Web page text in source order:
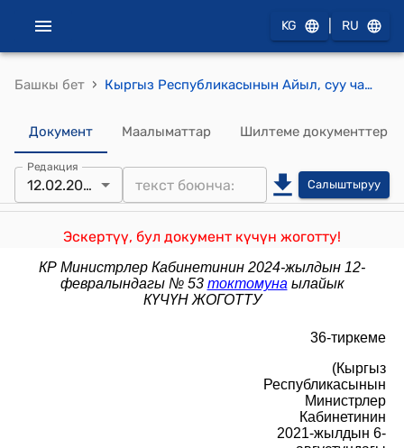
KG RU
Башкы бет › Кыргыз Республикасынын Айыл, суу чарба жана аймактарды өнүктүрүү министрлигине караштуу Жер ресурстары боюнча мамлекеттик агенттиктин алдындагы "Кыргызмамжердолбоорлоо" жерге жайгаштыруу мамлекеттик долбоорлоо институту" мамлекеттик ишканасынын УСТАВЫ (Кыргыз Республикасынын Министрлер Кабинетинин 2021-жылдын 6-августундагы N 116 токтому менен бекитилген)
Документ Маалыматтар Шилтеме документтер
Редакция
12.02.2024 Салыштыруу
Эскертүү, бул документ күчүн жоготту!